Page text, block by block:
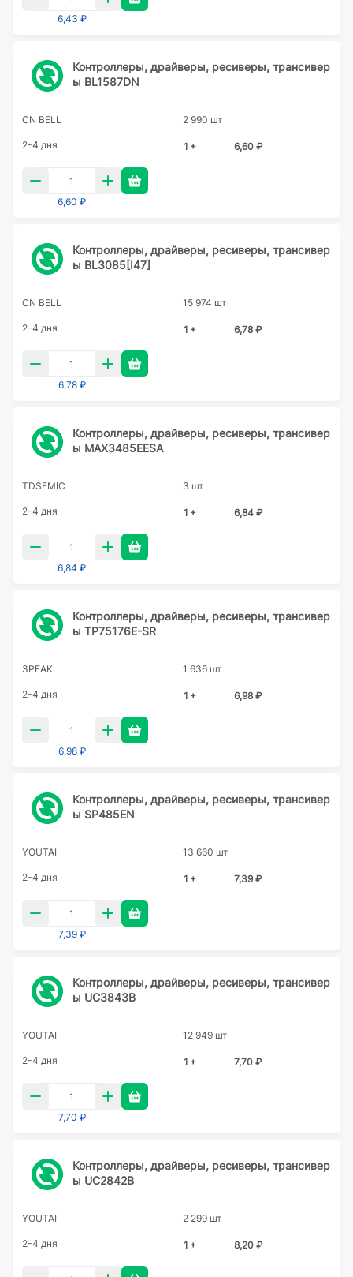
6,43 ₽
Контроллеры, драйверы, ресиверы, трансивер
ы BL1587DN
CN BELL 2 990 шт
2-4 дня 1 + 6,60 ₽
6,60 ₽
Контроллеры, драйверы, ресиверы, трансивер
ы BL3085[I47]
CN BELL 15 974 шт
2-4 дня 1 + 6,78 ₽
6,78 ₽
Контроллеры, драйверы, ресиверы, трансивер
ы MAX3485EESA
TDSEMIC 3 шт
2-4 дня 1 + 6,84 ₽
6,84 ₽
Контроллеры, драйверы, ресиверы, трансивер
ы TP75176E-SR
3PEAK 1 636 шт
2-4 дня 1 + 6,98 ₽
6,98 ₽
Контроллеры, драйверы, ресиверы, трансивер
ы SP485EN
YOUTAI 13 660 шт
2-4 дня 1 + 7,39 ₽
7,39 ₽
Контроллеры, драйверы, ресиверы, трансивер
ы UC3843B
YOUTAI 12 949 шт
2-4 дня 1 + 7,70 ₽
7,70 ₽
Контроллеры, драйверы, ресиверы, трансивер
ы UC2842B
YOUTAI 2 299 шт
2-4 дня 1 + 8,20 ₽